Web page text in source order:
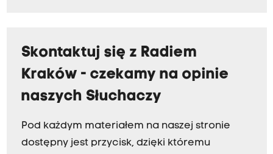
Skontaktuj się z Radiem
Kraków - czekamy na opinie
naszych Słuchaczy
Pod każdym materiałem na naszej stronie
dostępny jest przycisk, dzięki któremu